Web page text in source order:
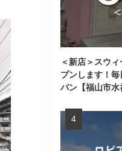
＜新店＞スウ
プンします！
パン【福山市水